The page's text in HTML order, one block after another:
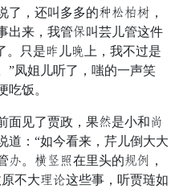
了，还叫多多的铺辆换佳，
出来，我管低叫芸儿管这件
。只是寸儿侧上，我不过是
”凤姐儿听了，嗤的一声笑
吃饭。
见了贾政，果虽是小和率
道：“如今看来，芹儿倒大大
绢。李幸众在里头的哗卧，
不大贵议这些事，听贾琏如